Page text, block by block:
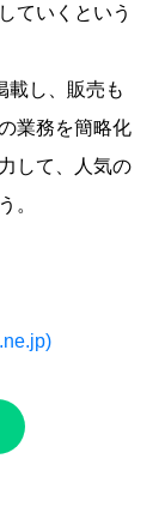
ていくという
載し、販売も
業務を簡略化
して、人気の
。